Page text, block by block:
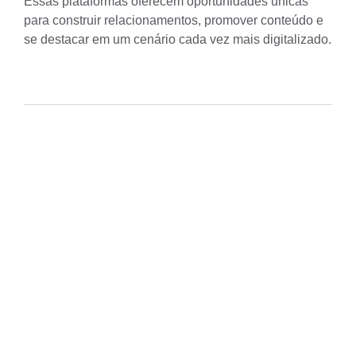
para construir relacionamentos, promover conteúdo e
se destacar em um cenário cada vez mais digitalizado.